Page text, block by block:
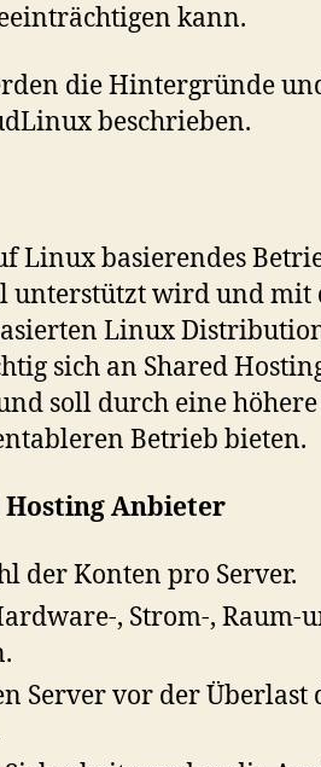
kann.
die Hintergründe
beschrieben.
Linux basierendes
unterstützt wird und mit
Linux
sich an Shared
soll durch eine
Betrieb bieten.
Anbieter
der Konten pro Server.
, Strom-, Raum-
Server vor der Überlast